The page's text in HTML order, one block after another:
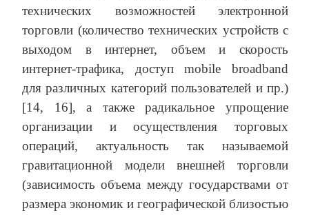
технических возможностей электронной
торговли (количество технических устройств с
выходом в интернет, объем и скорость
интернет-трафика, доступ mobile broadband
для различных категорий пользователей и пр.)
[14, 16], а также радикальное упрощение
организации и осуществления торговых
операций, актуальность так называемой
гравитационной модели внешней торговли
(зависимость объема между государствами от
размера экономик и географической близостью